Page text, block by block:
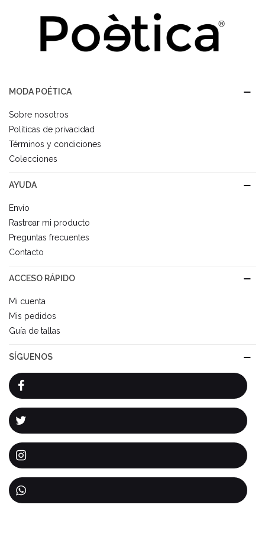
MODA POÉTICA
Sobre nosotros
Políticas de privacidad
Términos y condiciones
Colecciones
AYUDA
Envío
Rastrear mi producto
Preguntas frecuentes
Contacto
ACCESO RÁPIDO
Mi cuenta
Mis pedidos
Guía de tallas
SÍGUENOS